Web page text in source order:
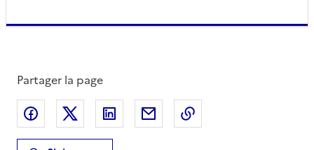
Partager la page
Partager sur Facebook
Partager sur XPartager sur LinkedIn
Partager par email